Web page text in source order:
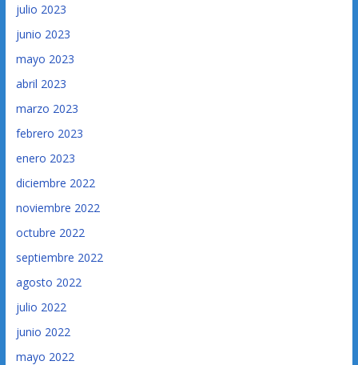
julio 2023
junio 2023
mayo 2023
abril 2023
marzo 2023
febrero 2023
enero 2023
diciembre 2022
noviembre 2022
octubre 2022
septiembre 2022
agosto 2022
julio 2022
junio 2022
mayo 2022